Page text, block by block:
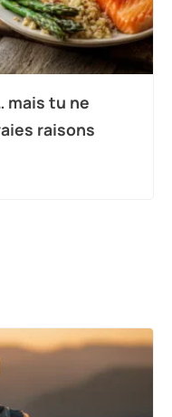
mais tu ne
raisons